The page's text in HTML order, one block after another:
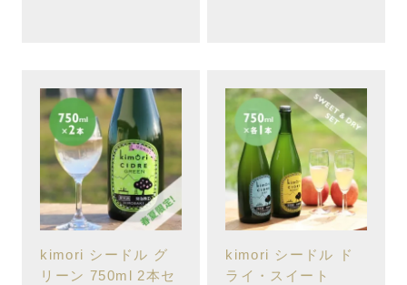
kimori シードル グ
リーン 750ml 2本セ
kimori シードル ド
ライ・スイート